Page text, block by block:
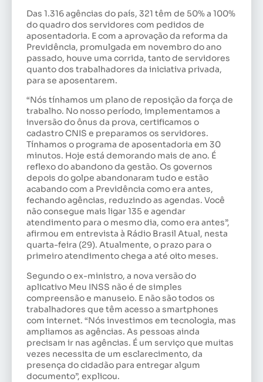
Das 1.316 agências do país, 321 têm de 50% a 100%
do quadro dos servidores com pedidos de
aposentadoria. E com a aprovação da reforma da
Previdência, promulgada em novembro do ano
passado, houve uma corrida, tanto de servidores
quanto dos trabalhadores da iniciativa privada,
para se aposentarem.
“Nós tínhamos um plano de reposição da força de
trabalho. No nosso período, implementamos a
inversão do ônus da prova, certificamos o
cadastro CNIS e preparamos os servidores.
Tínhamos o programa de aposentadoria em 30
minutos. Hoje está demorando mais de ano. É
reflexo do abandono da gestão. Os governos
depois do golpe abandonaram tudo e estão
acabando com a Previdência como era antes,
fechando agências, reduzindo as agendas. Você
não consegue mais ligar 135 e agendar
atendimento para o mesmo dia, como era antes”,
afirmou em entrevista à Rádio Brasil Atual, nesta
quarta-feira (29). Atualmente, o prazo para o
primeiro atendimento chega a até oito meses.
Segundo o ex-ministro, a nova versão do
aplicativo Meu INSS não é de simples
compreensão e manuseio. E não são todos os
trabalhadores que têm acesso a smartphones
com internet. “Nós investimos em tecnologia, mas
ampliamos as agências. As pessoas ainda
precisam ir nas agências. É um serviço que muitas
vezes necessita de um esclarecimento, da
presença do cidadão para entregar algum
documento”, explicou.